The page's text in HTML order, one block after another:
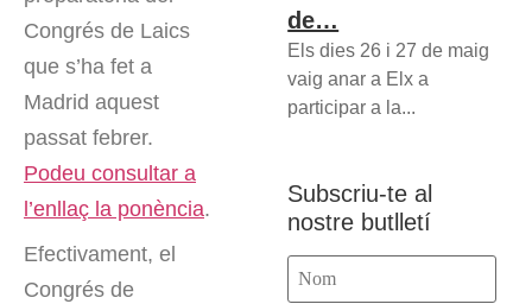
Congrés de Laics
que s’ha fet a
Madrid aquest
passat febrer.
Podeu consultar a
l’enllaç la ponència.
Efectivament, el
Congrés de
de…
Els dies 26 i 27 de maig
vaig anar a Elx a
participar a la...
Subscriu-te al
nostre butlletí